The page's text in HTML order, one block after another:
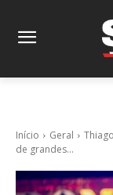
Início Geral
de grandes...